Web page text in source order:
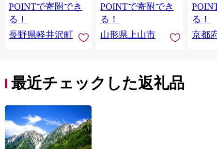
POINTで寄附でき
る！
長野県軽井沢町
POINTで寄附でき
る！
山形県上山市
る！
京都
最近チェックした返礼品